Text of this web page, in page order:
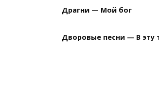
Драгни — Мой бог
Дворовые песни — В эту